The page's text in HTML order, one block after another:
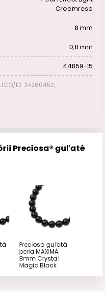
Creamrose
8 mm
0,8 mm
44859-15
ID: 24260452,
Preciosa® guľaté
Preciosa guľatá
perla MAXIMA
8mm Crystal
Magic Black